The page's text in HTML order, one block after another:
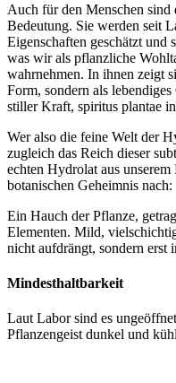
Auch für den Menschen sind
Bedeutung. Sie werden seit
Eigenschaften geschätzt und
was wir als pflanzliche
wahrnehmen. In ihnen zeigt
Form, sondern als
stiller Kraft, spiritus plantae
Wer also die feine Welt der
zugleich das Reich dieser
echten Hydrolat aus
botanischen Geheimnis nach:
Ein Hauch der Pflanze,
Elementen. Mild,
nicht aufdrängt, sondern erst
Mindesthaltbarkeit
Laut Labor sind es
Pflanzengeist dunkel und